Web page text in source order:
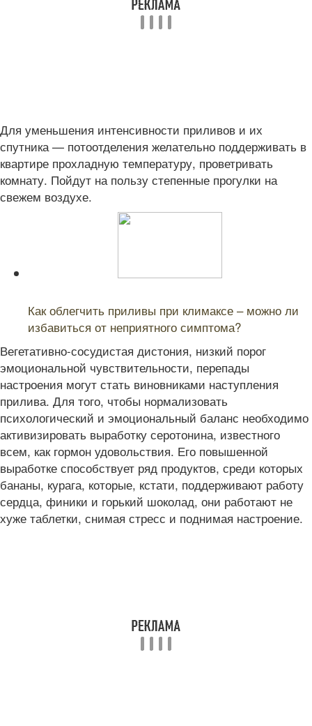
Для уменьшения интенсивности приливов и их
спутника — потоотделения желательно поддерживать в
квартире прохладную температуру, проветривать
комнату. Пойдут на пользу степенные прогулки на
свежем воздухе.
Как облегчить приливы при климаксе – можно ли
избавиться от неприятного симптома?
Вегетативно-сосудистая дистония, низкий порог
эмоциональной чувствительности, перепады
настроения могут стать виновниками наступления
прилива. Для того, чтобы нормализовать
психологический и эмоциональный баланс необходимо
активизировать выработку серотонина, известного
всем, как гормон удовольствия. Его повышенной
выработке способствует ряд продуктов, среди которых
бананы, курага, которые, кстати, поддерживают работу
сердца, финики и горький шоколад, они работают не
хуже таблетки, снимая стресс и поднимая настроение.